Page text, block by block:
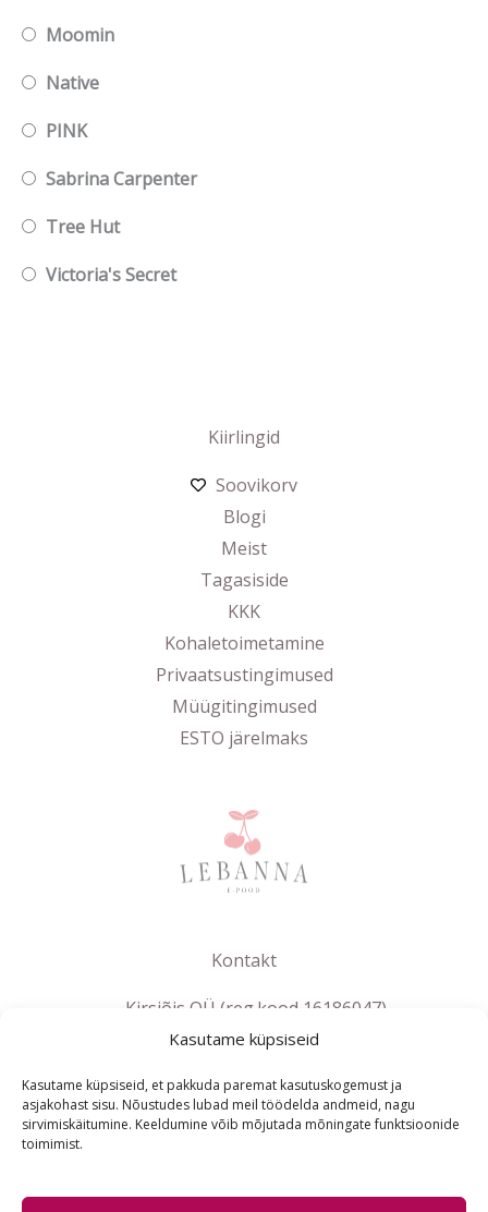
Kasutame küpsiseid
Kasutame küpsiseid, et pakkuda paremat kasutuskogemust ja
asjakohast sisu. Nõustudes lubad meil töödelda andmeid, nagu
sirvimiskäitumine. Keeldumine võib mõjutada mõningate funktsioonide
toimimist.
Moomin
Native
PINK
Sabrina Carpenter
Tree Hut
Victoria's Secret
Kontakt
Kirsiõis OÜ (reg.kood 16186047)
info@lebanna.ee
KMKR EE102658392
Kiirlingid
Soovikorv
Blogi
Meist
Tagasiside
KKK
Kohaletoimetamine
Privaatsustingimused
Müügitingimused
ESTO järelmaks
ET